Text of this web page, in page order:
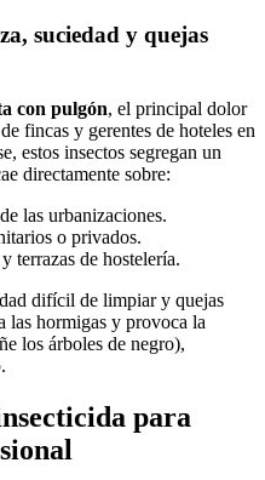
suciedad y quejas
con pulgón, el principal dolor
fincas y gerentes de hoteles en
estos insectos segregan un
directamente sobre:
las urbanizaciones.
o privados.
terrazas de hostelería.
difícil de limpiar y quejas
las hormigas y provoca la
los árboles de negro),
para